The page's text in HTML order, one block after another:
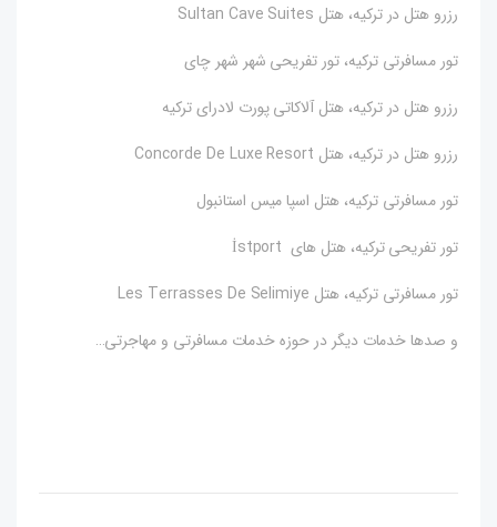
رزرو هتل در ترکیه، هتل Sultan Cave Suites
تور مسافرتی ترکیه، تور تفریحی شهر شهر چای
رزرو هتل در ترکیه، هتل آلاکاتی پورت لادرای ترکیه
رزرو هتل در ترکیه، هتل Concorde De Luxe Resort
تور مسافرتی ترکیه، هتل اسپا میس استانبول
تور تفریحی ترکیه، هتل های İstport
تور مسافرتی ترکیه، هتل Les Terrasses De Selimiye
و صدها خدمات دیگر در حوزه خدمات مسافرتی و مهاجرتی…